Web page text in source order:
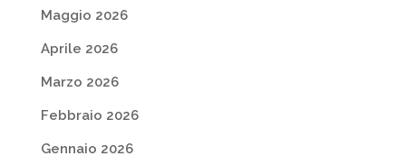
Maggio 2026
Aprile 2026
Marzo 2026
Febbraio 2026
Gennaio 2026